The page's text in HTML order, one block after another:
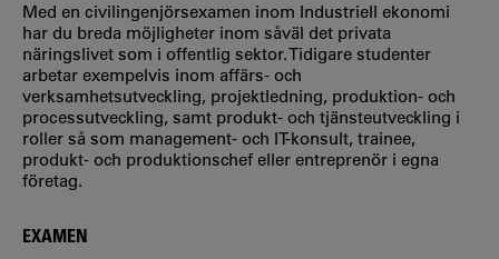
Med en civilingenjörsexamen inom Industriell ekonomi
har du breda möjligheter inom såväl det privata
näringslivet som i offentlig sektor. Tidigare studenter
arbetar exempelvis inom affärs- och
verksamhetsutveckling, projektledning, produktion- och
processutveckling, samt produkt- och tjänsteutveckling i
roller så som management- och IT-konsult, trainee,
produkt- och produktionschef eller entreprenör i egna
företag.
EXAMEN